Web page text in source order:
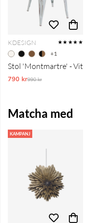
KDESIGN ★★★★★
+1
Stol 'Montmartre' - Vit
790 krOrdinarie pris:
990 kr
Matcha med
KAMPANJ